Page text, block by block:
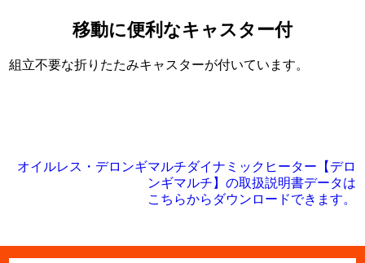
移動に便利なキャスター付
組立不要な折りたたみキャスターが付いています。
オイルレス・デロンギマルチダイナミックヒーター【デロ
ンギマルチ】の取扱説明書データは
こちらからダウンロードできます。